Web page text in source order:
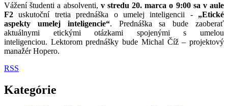
Vážení študenti a absolventi, v stredu 20. marca o 9:00 sa v aule
F2 uskutoční tretia prednáška o umelej inteligencii - „Etické
aspekty umelej inteligencie“. Prednáška sa bude zaoberať
aktuálnymi etickými otázkami spojenými s umelou
inteligenciou. Lektorom prednášky bude Michal Číž – projektový
manažér Hopero.
RSS
Kategórie